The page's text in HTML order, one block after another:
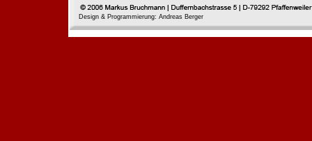
Design & Programmierung: Andreas Berger